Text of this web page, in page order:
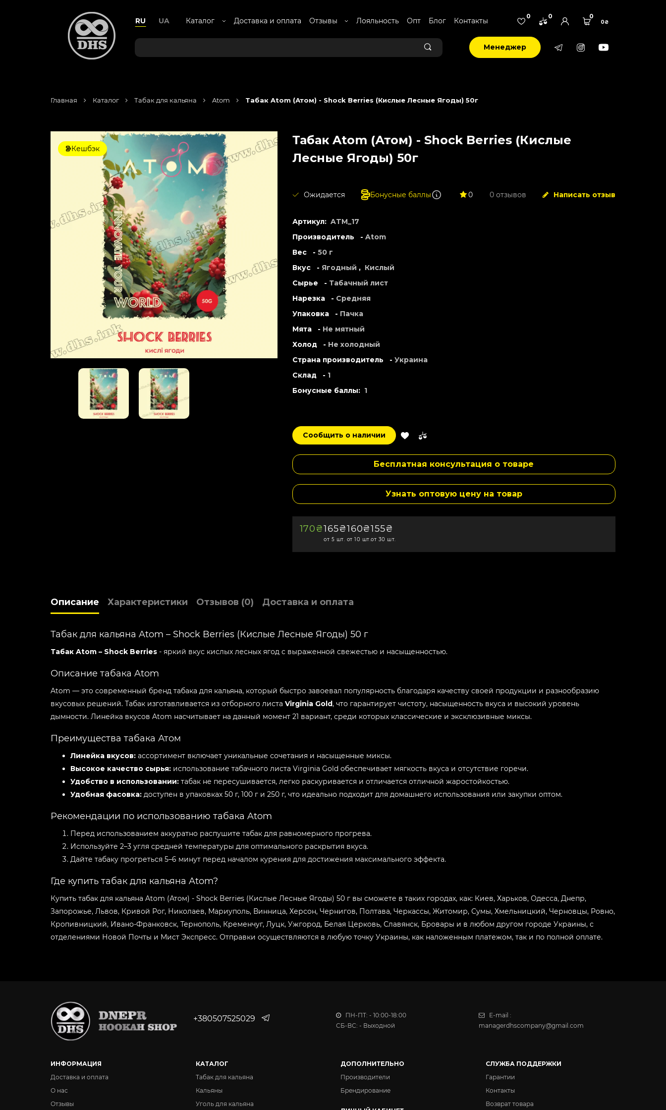
RU UA Каталог Доставка и оплата Отзывы Лояльность Опт Блог Контакты
0 0 0
0₴
Менеджер
Главная Каталог Табак для кальяна Atom Табак Atom (Атом) - Shock Berries (Кислые Лесные Ягоды) 50г
Кешбэк
Табак Atom (Атом) - Shock Berries (Кислые
Лесные Ягоды) 50г
Ожидается Бонусные баллы 0 0 отзывов Написать отзыв
Артикул: ATM_17
Производитель - Atom
Вес - 50 г
Вкус - Ягодный , Кислый
Сырье - Табачный лист
Нарезка - Средняя
Упаковка - Пачка
Мята - Не мятный
Холод - Не холодный
Страна производитель - Украина
Склад - 1
Бонусные баллы: 1
Сообщить о наличии
Бесплатная консультация о товаре
Узнать оптовую цену на товар
170₴165₴
от 5 шт.
160₴
от 10 шт.
155₴
от 30 шт.
Описание Характеристики Отзывов (0) Доставка и оплата
Табак для кальяна Atom – Shock Berries (Кислые Лесные Ягоды) 50 г
Табак Atom – Shock Berries - яркий вкус кислых лесных ягод с выраженной свежестью и насыщенностью.
Описание табака Atom
Atom — это современный бренд табака для кальяна, который быстро завоевал популярность благодаря качеству своей продукции и разнообразию
вкусовых решений. Табак изготавливается из отборного листа Virginia Gold, что гарантирует чистоту, насыщенность вкуса и высокий уровень
дымности. Линейка вкусов Atom насчитывает на данный момент 21 вариант, среди которых классические и эксклюзивные миксы.
Преимущества табака Атом
Линейка вкусов: ассортимент включает уникальные сочетания и насыщенные миксы.
Высокое качество сырья: использование табачного листа Virginia Gold обеспечивает мягкость вкуса и отсутствие горечи.
Удобство в использовании: табак не пересушивается, легко раскуривается и отличается отличной жаростойкостью.
Удобная фасовка: доступен в упаковках 50 г, 100 г и 250 г, что идеально подходит для домашнего использования или закупки оптом.
Рекомендации по использованию табака Atom
Перед использованием аккуратно распушите табак для равномерного прогрева.
Используйте 2–3 угля средней температуры для оптимального раскрытия вкуса.
Дайте табаку прогреться 5–6 минут перед началом курения для достижения максимального эффекта.
Где купить табак для кальяна Atom?
Купить табак для кальяна Atom (Атом) - Shock Berries (Кислые Лесные Ягоды) 50 г вы сможете в таких городах, как: Киев, Харьков, Одесса, Днепр,
Запорожье, Львов, Кривой Рог, Николаев, Мариуполь, Винница, Херсон, Чернигов, Полтава, Черкассы, Житомир, Сумы, Хмельницкий, Черновцы, Ровно,
Кропивницкий, Ивано-Франковск, Тернополь, Кременчуг, Луцк, Ужгород, Белая Церковь, Славянск, Бровары и в любом другом городе Украины, с
отделениями Новой Почты и Мист Экспресс. Отправки осуществляются в любую точку Украины, как наложенным платежом, так и по полной оплате.
+380507525029
ПН-ПТ: - 10:00-18:00
СБ-ВС: - Выходной
E-mail :
managerdhscompany@gmail.com
ИНФОРМАЦИЯ
Доставка и оплата
О нас
Отзывы
КАТАЛОГ
Табак для кальяна
Кальяны
Уголь для кальяна
ДОПОЛНИТЕЛЬНО
Производители
Брендирование
СЛУЖБА ПОДДЕРЖКИ
Гарантии
Контакты
Возврат товара